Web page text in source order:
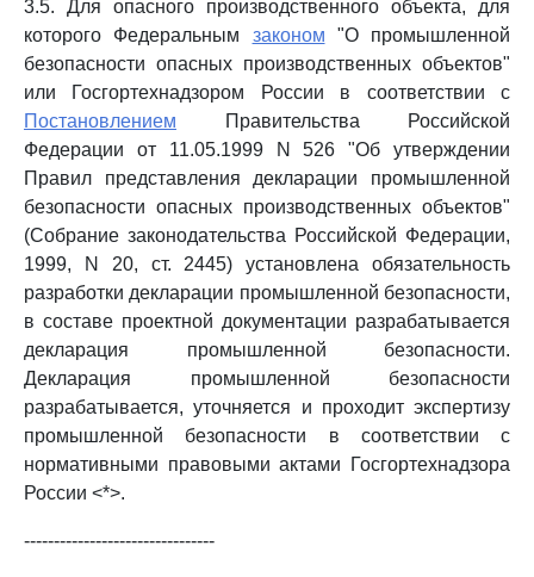
3.5. Для опасного производственного объекта, для
которого Федеральным законом "О промышленной
безопасности опасных производственных объектов"
или Госгортехнадзором России в соответствии с
Постановлением Правительства Российской
Федерации от 11.05.1999 N 526 "Об утверждении
Правил представления декларации промышленной
безопасности опасных производственных объектов"
(Собрание законодательства Российской Федерации,
1999, N 20, ст. 2445) установлена обязательность
разработки декларации промышленной безопасности,
в составе проектной документации разрабатывается
декларация промышленной безопасности.
Декларация промышленной безопасности
разрабатывается, уточняется и проходит экспертизу
промышленной безопасности в соответствии с
нормативными правовыми актами Госгортехнадзора
России <*>.
--------------------------------